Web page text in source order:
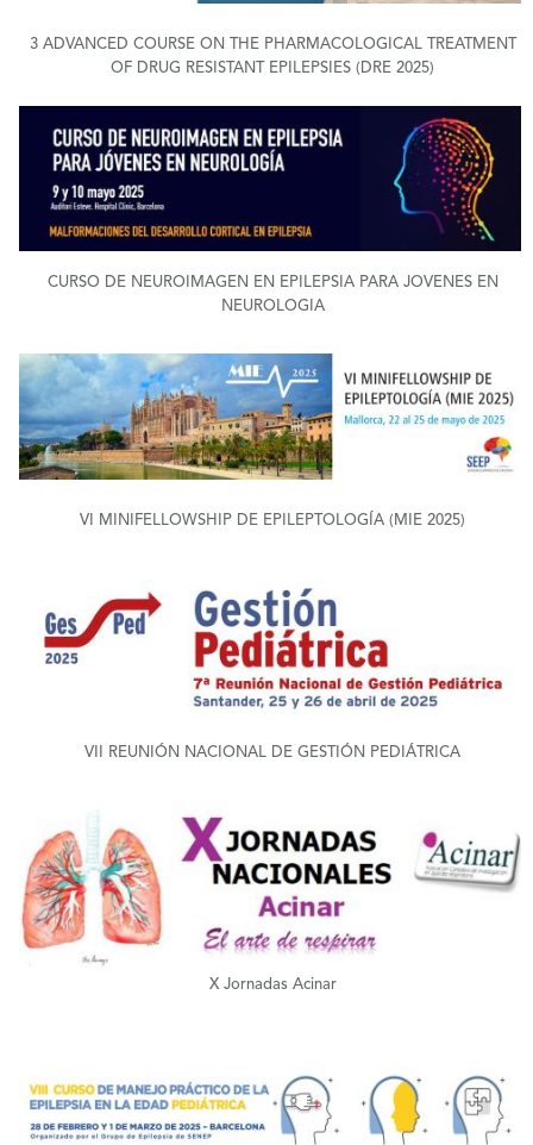
3 ADVANCED COURSE ON THE PHARMACOLOGICAL TREATMENT
OF DRUG RESISTANT EPILEPSIES (DRE 2025)
+
CURSO DE NEUROIMAGEN EN EPILEPSIA PARA JOVENES EN
NEUROLOGIA
+
VI MINIFELLOWSHIP DE EPILEPTOLOGÍA (MIE 2025)
+
VII REUNIÓN NACIONAL DE GESTIÓN PEDIÁTRICA
+
X Jornadas Acinar
+